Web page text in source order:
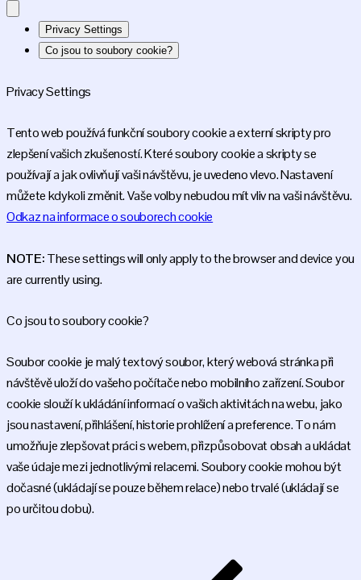
Privacy Settings
Co jsou to soubory cookie?
Privacy Settings
Tento web používá funkční soubory cookie a externí skripty pro
zlepšení vašich zkušeností. Které soubory cookie a skripty se
používají a jak ovlivňují vaši návštěvu, je uvedeno vlevo. Nastavení
můžete kdykoli změnit. Vaše volby nebudou mít vliv na vaši návštěvu.
Odkaz na informace o souborech cookie
NOTE:These settings will only apply to the browser and device you
are currently using.
Co jsou to soubory cookie?
Soubor cookie je malý textový soubor, který webová stránka při
návštěvě uloží do vašeho počítače nebo mobilního zařízení. Soubor
cookie slouží k ukládání informací o vašich aktivitách na webu, jako
jsou nastavení, přihlášení, historie prohlížení a preference. To nám
umožňuje zlepšovat práci s webem, přizpůsobovat obsah a ukládat
vaše údaje mezi jednotlivými relacemi. Soubory cookie mohou být
dočasné (ukládají se pouze během relace) nebo trvalé (ukládají se
po určitou dobu).